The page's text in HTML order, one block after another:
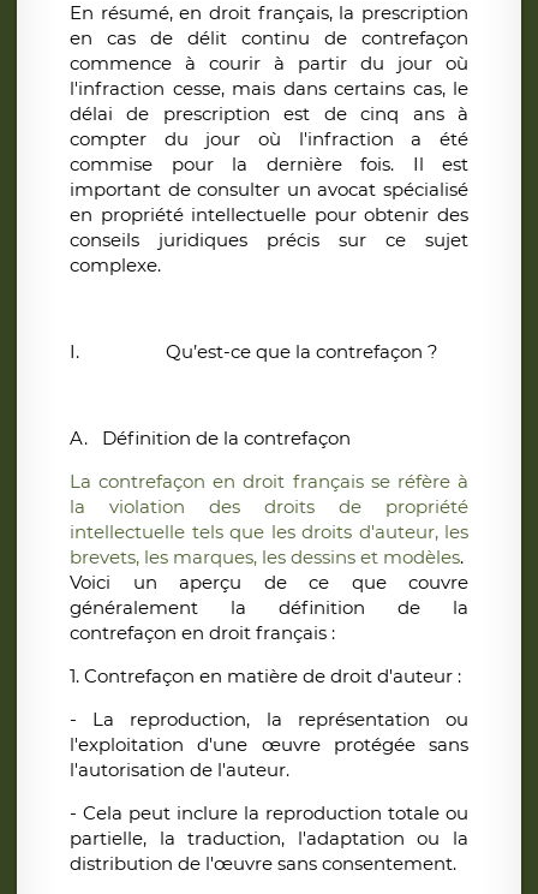
En résumé, en droit français, la prescription
en cas de délit continu de contrefaçon
commence à courir à partir du jour où
l'infraction cesse, mais dans certains cas, le
délai de prescription est de cinq ans à
compter du jour où l'infraction a été
commise pour la dernière fois. Il est
important de consulter un avocat spécialisé
en propriété intellectuelle pour obtenir des
conseils juridiques précis sur ce sujet
complexe.
I. Qu’est-ce que la contrefaçon ?
A.
Définition de la contrefaçon
La contrefaçon en droit français se réfère à
la violation des droits de propriété
intellectuelle tels que les droits d'auteur, les
brevets, les marques, les dessins et modèles.
Voici un aperçu de ce que couvre
généralement la définition de la
contrefaçon en droit français :
1. Contrefaçon en matière de droit d'auteur :
- La reproduction, la représentation ou
l'exploitation d'une œuvre protégée sans
l'autorisation de l'auteur.
- Cela peut inclure la reproduction totale ou
partielle, la traduction, l'adaptation ou la
distribution de l'œuvre sans consentement.